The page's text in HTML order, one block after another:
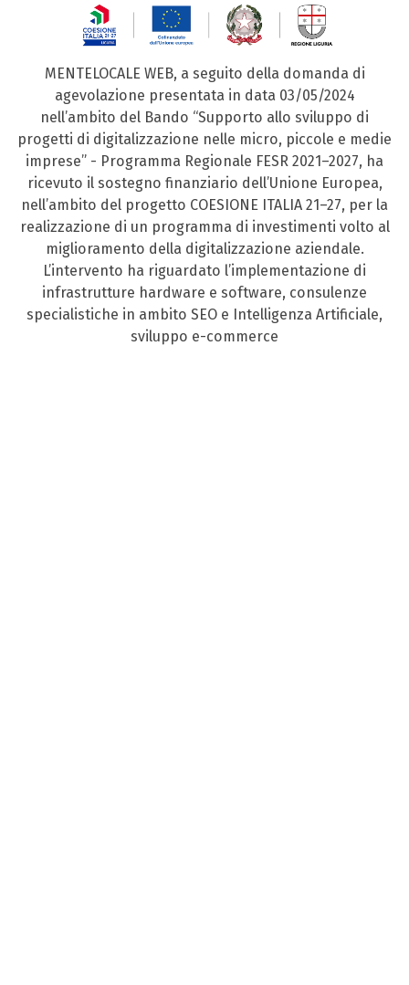
MENTELOCALE WEB, a seguito della domanda di
agevolazione presentata in data 03/05/2024
nell’ambito del Bando “Supporto allo sviluppo di
progetti di digitalizzazione nelle micro, piccole e medie
imprese” - Programma Regionale FESR 2021–2027, ha
ricevuto il sostegno finanziario dell’Unione Europea,
nell’ambito del progetto COESIONE ITALIA 21–27, per la
realizzazione di un programma di investimenti volto al
miglioramento della digitalizzazione aziendale.
L’intervento ha riguardato l’implementazione di
infrastrutture hardware e software, consulenze
specialistiche in ambito SEO e Intelligenza Artificiale,
sviluppo e-commerce